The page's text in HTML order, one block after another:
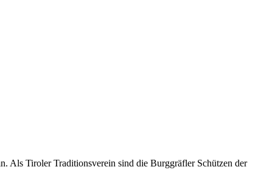
Als Tiroler Traditionsverein sind die Burggräfler Schützen der